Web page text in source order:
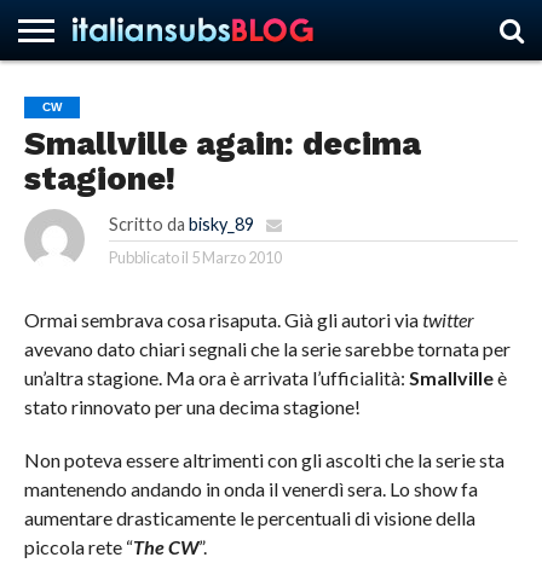
HOME
NEWS
ASCOLTI
RECENSIONI
INTERVISTE
CURIOSITÀ
CHI
SIAMO
CONTATTACI
FORUM
ITALIANSUBS
CW
Smallville again: decima
stagione!
Scritto da bisky_89
Pubblicato il 5 Marzo 2010
Ormai sembrava cosa risaputa. Già gli autori viatwitter
avevano dato chiari segnali che la serie sarebbe tornata per
un’altra stagione. Ma ora è arrivata l’ufficialità: Smallvilleè
stato rinnovato per una decima stagione!
Non poteva essere altrimenti con gli ascolti che la serie sta
mantenendo andando in onda il venerdì sera. Lo show fa
aumentare drasticamente le percentuali di visione della
piccola rete “The CW”.